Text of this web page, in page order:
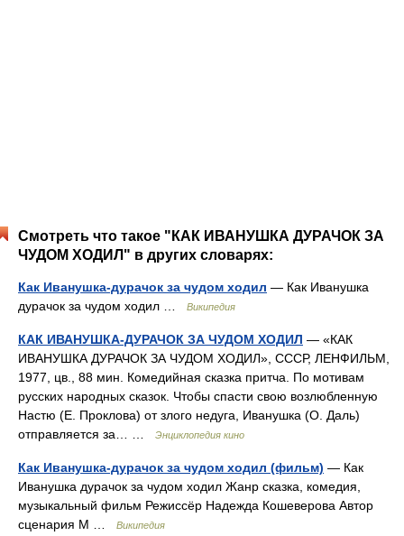
Смотреть что такое "КАК ИВАНУШКА ДУРАЧОК ЗА
ЧУДОМ ХОДИЛ" в других словарях:
Как Иванушка-дурачок за чудом ходил — Как Иванушка
дурачок за чудом ходил …
Википедия
КАК ИВАНУШКА-ДУРАЧОК ЗА ЧУДОМ ХОДИЛ — «КАК
ИВАНУШКА ДУРАЧОК ЗА ЧУДОМ ХОДИЛ», СССР, ЛЕНФИЛЬМ,
1977, цв., 88 мин. Комедийная сказка притча. По мотивам
русских народных сказок. Чтобы спасти свою возлюбленную
Настю (Е. Проклова) от злого недуга, Иванушка (О. Даль)
отправляется за… …
Энциклопедия кино
Как Иванушка-дурачок за чудом ходил (фильм) — Как
Иванушка дурачок за чудом ходил Жанр сказка, комедия,
музыкальный фильм Режиссёр Надежда Кошеверова Автор
сценария М …
Википедия